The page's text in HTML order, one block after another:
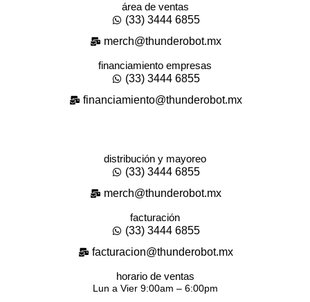
área de ventas
(33) 3444 6855
merch@thunderobot.mx
financiamiento empresas
(33) 3444 6855
financiamiento@thunderobot.mx
distribución y mayoreo
(33) 3444 6855
merch@thunderobot.mx
facturación
(33) 3444 6855
facturacion@thunderobot.mx
horario de ventas
Lun a Vier 9:00am – 6:00pm